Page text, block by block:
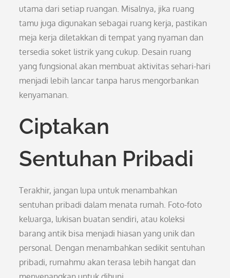
utama dari setiap ruangan. Misalnya, jika ruang
tamu juga digunakan sebagai ruang kerja, pastikan
meja kerja diletakkan di tempat yang nyaman dan
tersedia soket listrik yang cukup. Desain ruang
yang fungsional akan membuat aktivitas sehari-hari
menjadi lebih lancar tanpa harus mengorbankan
kenyamanan.
Ciptakan
Sentuhan Pribadi
Terakhir, jangan lupa untuk menambahkan
sentuhan pribadi dalam menata rumah. Foto-foto
keluarga, lukisan buatan sendiri, atau koleksi
barang antik bisa menjadi hiasan yang unik dan
personal. Dengan menambahkan sedikit sentuhan
pribadi, rumahmu akan terasa lebih hangat dan